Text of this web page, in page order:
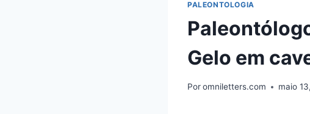
PALEONTOLOGIA
Gelo em
Poromniletters.com maio